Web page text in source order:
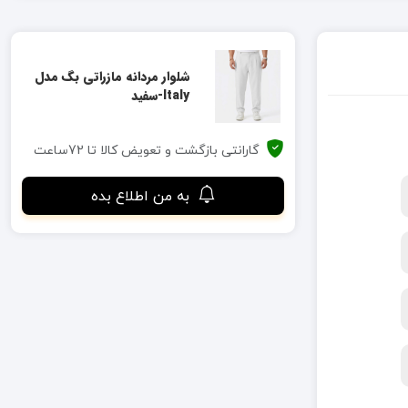
شلوار مردانه مازراتی بگ مدل
Italy-سفید
گارانتی بازگشت و تعویض کالا تا 72ساعت
به من اطلاع بده